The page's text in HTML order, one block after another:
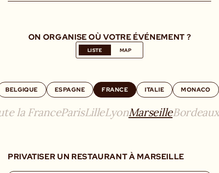
ON ORGANISE OÙ VOTRE ÉVÉNEMENT ?
LISTE MAP
BELGIQUE ESPAGNE FRANCE ITALIE MONACO
la FranceParisLilleLyonMarseilleBordeaux
PRIVATISER UN RESTAURANT À MARSEILLE